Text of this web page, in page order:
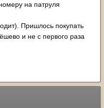
на патруля
Пришлось покупать
и не с первого раза